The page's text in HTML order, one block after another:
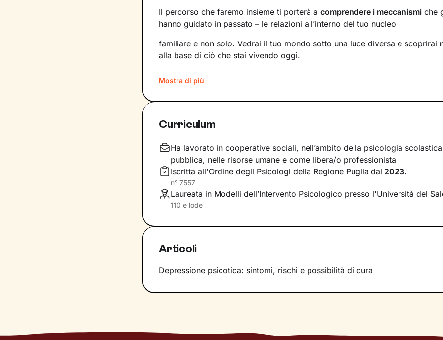
Il percorso che faremo insieme ti porterà a comprendere i meccanismi che
hanno guidato in passato – le relazioni all’interno del tuo nucleo
familiare e non solo. Vedrai il tuo mondo sotto una luce diversa e scoprirai
alla base di ciò che stai vivendo oggi.
Imparerai a trasformare alcuni elementi che non ti rappresentano più e
competenze e potenzialità
nuove strade da percorrere, un passo dopo l’altro, verso ilcambiamento
Considera i nostri incontri come uno spazio sicuro, in cui condividere ciò
completa libertà e riflettere su diversi aspetti della tua vita. Avrò cura di
diaccoglienza, ascolto e comprensione , per far emergere i tuoi bisogni e
racchiudi in te. Ti accompagnerò nell’affrontare i nodi più spinosi e nel
risoluzione, grazie allo sviluppo di nuovi pensieri e comportamenti
tuo presente.
Dove ti condurrà questo percorso? A un modo inedito di affrontare gli
Mostra di più
Curriculum
Ha lavorato in cooperative sociali, nell’ambito della psicologia
pubblica, nelle risorse umane e come libera/o professionista
Iscritta all'Ordine degli Psicologi della Regione Puglia dal 2023.
n° 7557
Laureata in Modelli dell’Intervento Psicologico presso l'Università del
110 e lode
Articoli
Depressione psicotica: sintomi, rischi e possibilità di cura